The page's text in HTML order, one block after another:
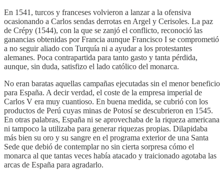
En 1541, turcos y franceses volvieron a lanzar a la ofensiva
ocasionando a Carlos sendas derrotas en Argel y Cerisoles. La paz
de Crépy (1544), con la que se zanjó el conflicto, reconoció las
ganancias obtenidas por Francia aunque Francisco I se comprometió
a no seguir aliado con Turquía ni a ayudar a los protestantes
alemanes. Poca contrapartida para tanto gasto y tanta pérdida,
aunque, sin duda, satisfizo el lado católico del monarca.
No eran baratas aquellas campañas ejecutadas sin el menor beneficio
para España. A decir verdad, el coste de la empresa imperial de
Carlos V era muy cuantioso. En buena medida, se cubrió con los
productos de Perú cuyas minas de Potosí se descubrieron en 1545.
En otras palabras, España ni se aprovechaba de la riqueza americana
ni tampoco la utilizaba para generar riquezas propias. Dilapidaba
más bien su oro y su sangre en el programa exterior de una Santa
Sede que debió de contemplar no sin cierta sorpresa cómo el
monarca al que tantas veces había atacado y traicionado agotaba las
arcas de España para agradarlo.